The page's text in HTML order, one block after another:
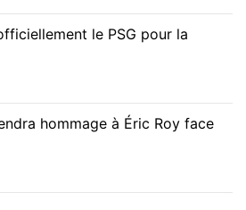
le PSG pour la
hommage à Éric Roy face